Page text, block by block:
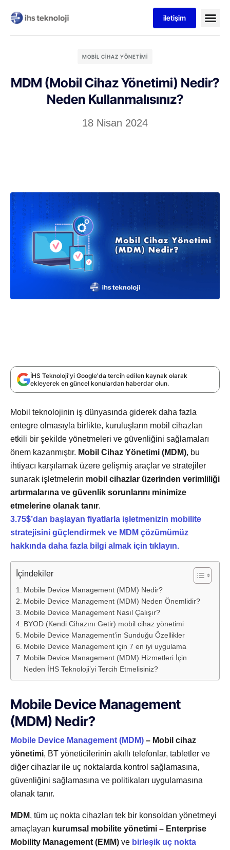
iletişim
MOBIL CIHAZ YÖNETIMI
MDM (Mobil Cihaz Yönetimi) Nedir?
Neden Kullanmalısınız?
18 Nisan 2024
İHS Teknoloji'yi Google'da tercih edilen kaynak olarak
ekleyerek en güncel konulardan haberdar olun.
Mobil teknolojinin iş dünyasında giderek daha fazla
entegre olmasıyla birlikte, kuruluşların mobil cihazları
etkili bir şekilde yönetmeleri ve güvenliğini sağlamaları
önem kazanmıştır. Mobil Cihaz Yönetimi (MDM), bu
ihtiyacı karşılamak üzere gelişmiş araçlar ve stratejiler
sunarak işletmelerin mobil cihazlar üzerinden verimliliği
artırmalarına ve güvenlik sorunlarını minimize
etmelerine olanak tanır.
3.75$’dan başlayan fiyatlarla işletmenizin mobilite
stratejisini güçlendirmek ve MDM çözümümüz
hakkında daha fazla bilgi almak için tıklayın.
İçindekiler
Mobile Device Management (MDM) Nedir?
Mobile Device Management (MDM) Neden Önemlidir?
Mobile Device Management Nasıl Çalışır?
BYOD (Kendi Cihazını Getir) mobil cihaz yönetimi
Mobile Device Management’in Sunduğu Özellikler
Mobile Device Management için 7 en iyi uygulama
Mobile Device Management (MDM) Hizmetleri İçin
Neden İHS Teknoloji’yi Tercih Etmelisiniz?
Mobile Device Management
(MDM) Nedir?
Mobile Device Management (MDM) – Mobil cihaz
yönetimi, BT yöneticilerinin akıllı telefonlar, tabletler ve
diğer cihazlar ile uç noktalarda kontrol sağlamasına,
güvenliğini sağlamasına ve politikaları uygulamasına
olanak tanır.
MDM, tüm uç nokta cihazları tek bir konsoldan yönetmeyi
amaçlayan kurumsal mobilite yönetimi – Enterprise
Mobility Management (EMM) ve birleşik uç nokta